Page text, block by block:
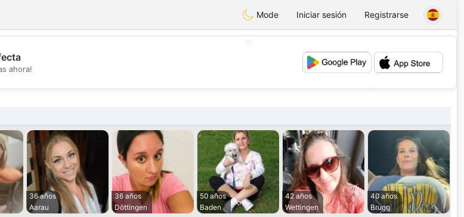
Mode Iniciar sesión Registrarse
💕
ahora!
36 años
Aarau
36 años
Döttingen
50 años
Baden
42 años
Wettingen
40 años
Brugg